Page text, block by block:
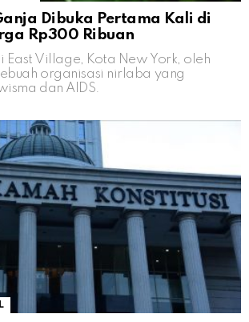
Dibuka Pertama Kali di
Rp300 Ribuan
East Village, Kota New York, oleh
organisasi nirlaba yang
dan AIDS.